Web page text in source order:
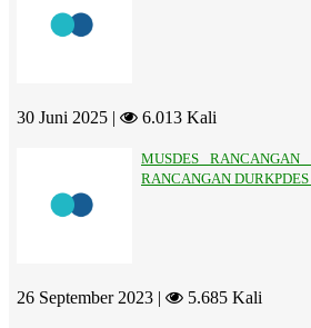
30 Juni 2025 | 6.013 Kali
MUSDES
RANCANGAN
26 September 2023 | 5.685 Kali